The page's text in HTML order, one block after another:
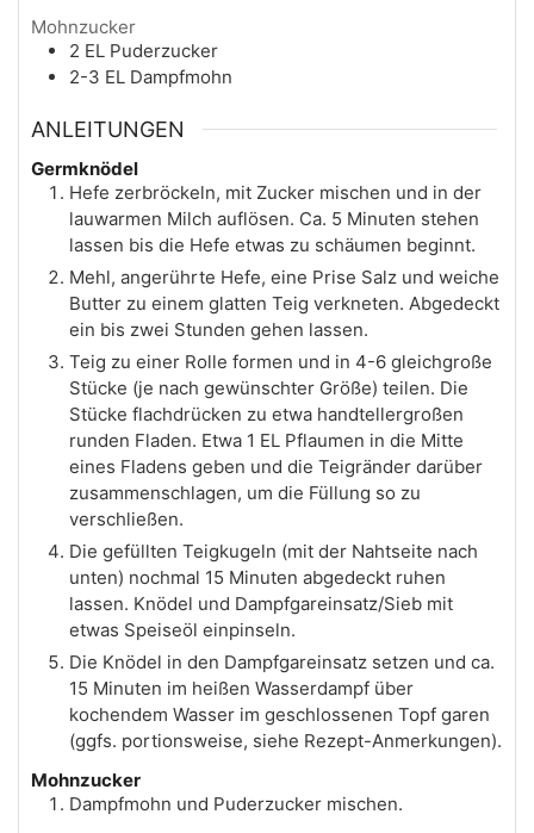
Mohnzucker
2 EL Puderzucker
2-3 EL Dampfmohn
ANLEITUNGEN
Germknödel
Hefe zerbröckeln, mit Zucker mischen und in der
lauwarmen Milch auflösen. Ca. 5 Minuten stehen
lassen bis die Hefe etwas zu schäumen beginnt.
Mehl, angerührte Hefe, eine Prise Salz und weiche
Butter zu einem glatten Teig verkneten. Abgedeckt
ein bis zwei Stunden gehen lassen.
Teig zu einer Rolle formen und in 4-6 gleichgroße
Stücke (je nach gewünschter Größe) teilen. Die
Stücke flachdrücken zu etwa handtellergroßen
runden Fladen. Etwa 1 EL Pflaumen in die Mitte
eines Fladens geben und die Teigränder darüber
zusammenschlagen, um die Füllung so zu
verschließen.
Die gefüllten Teigkugeln (mit der Nahtseite nach
unten) nochmal 15 Minuten abgedeckt ruhen
lassen. Knödel und Dampfgareinsatz/Sieb mit
etwas Speiseöl einpinseln.
Die Knödel in den Dampfgareinsatz setzen und ca.
15 Minuten im heißen Wasserdampf über
kochendem Wasser im geschlossenen Topf garen
(ggfs. portionsweise, siehe Rezept-Anmerkungen).
Mohnzucker
Dampfmohn und Puderzucker mischen.